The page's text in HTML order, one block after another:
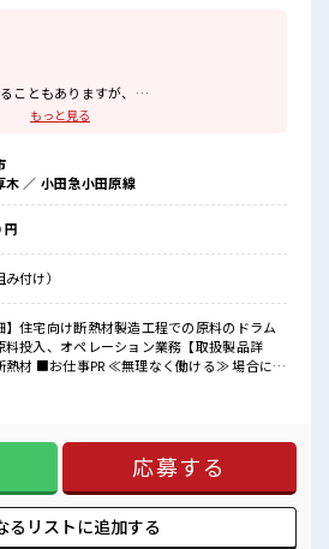
こともありますが、
プライベート満喫！
に悩まずOK♪
にもできそう≫
るのは不安だけど、
います！
プUP目指していきましょう！
る≫
仕事です！
働く仲間との距離もグッと近い！
な職場です☆
ッシュ！
もっと見る
木 ／ 小田急小田原線
円
付け）
】住宅向け断熱材製造工程での原料のドラム
料投入、オペレーション業務【取扱製品詳
る≫ 場合によ
こともありますが、 残業はほとんどナシ！
そう≫ 新しいことにチャレンジするのは不安
り働く環境が整っています！ イチからスキル
目指していきましょう！ ≪自分に合った期
生が整った派遣のお仕事です！ ■職場の
職場だから一緒に働く仲間との距離もグッと
中のフレッシュな職場です☆ 休憩室でホッと
応募する
るリストに追加する